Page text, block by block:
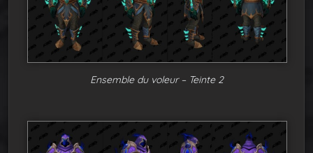
Ensemble du voleur – Teinte 2